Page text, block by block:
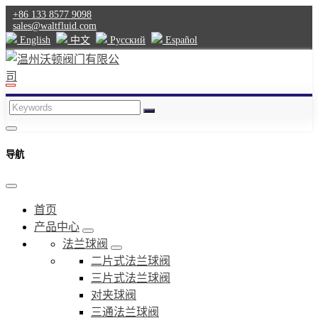
+86 133 8577 9098
sales@waltfluid.com
English
中文 Pусский Español
导航
首页
产品中心
法兰球阀
二片式法兰球阀
三片式法兰球阀
对夹球阀
三通法兰球阀